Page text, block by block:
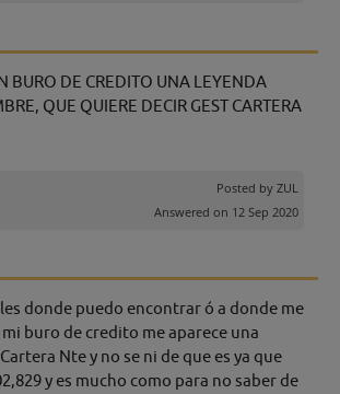
BURO DE CREDITO UNA LEYENDA
QUE QUIERE DECIR GEST CARTERA
Posted by ZUL
Answered on 12 Sep 2020
donde puedo encontrar ó a donde me
buro de credito me aparece una
Nte y no se ni de que es ya que
y es mucho como para no saber de